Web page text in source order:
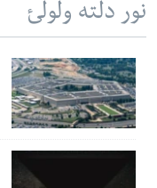
نور دلته ولولئ